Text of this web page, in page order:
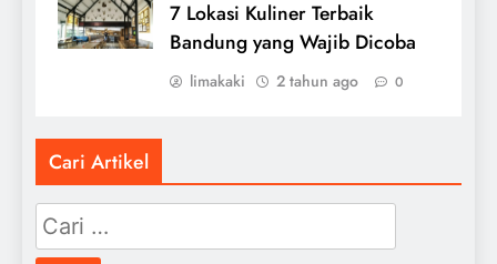
7 Lokasi Kuliner Terbaik
Bandung yang Wajib Dicoba
limakaki 2 tahun ago 0
Cari Artikel
Cari
untuk: